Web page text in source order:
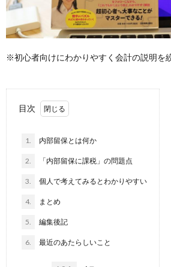
※初心者向けにわかりやすく会計の説明を
目次
1. 内部留保とは何か
2. 「内部留保に課税」の問題点
3. 個人で考えてみるとわかりやすい
4. まとめ
5. 編集後記
6. 最近のあたらしいこと